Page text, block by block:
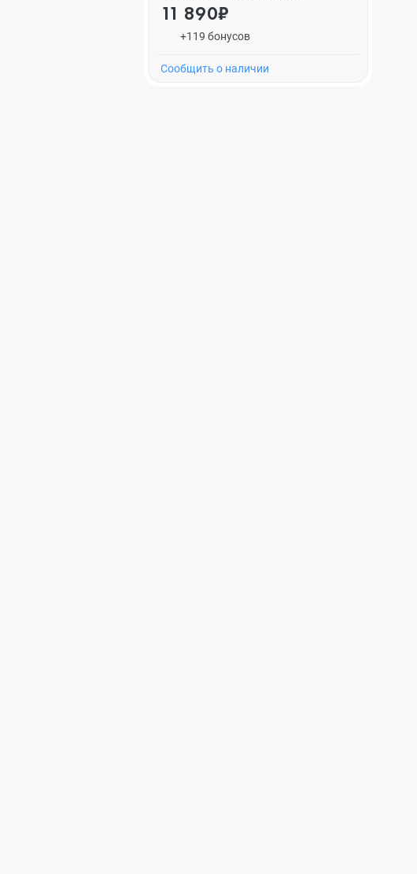
11 890₽
+119 бонусов
Cообщить о наличии